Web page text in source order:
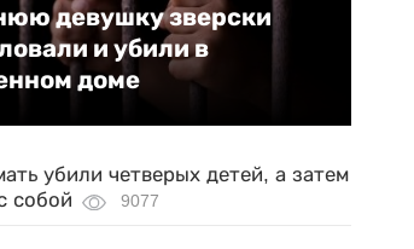
девушку зверски
и убили в
доме
убили четверых детей, а затем
собой
9077